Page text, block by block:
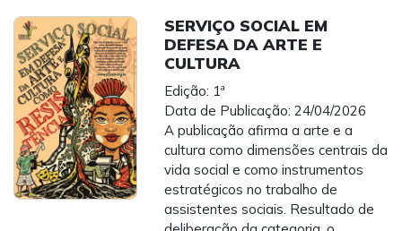
SERVIÇO SOCIAL EM
DEFESA DA ARTE E
CULTURA
Edição: 1ª
Data de Publicação: 24/04/2026
A publicação afirma a arte e a
cultura como dimensões centrais da
vida social e como instrumentos
estratégicos no trabalho de
assistentes sociais. Resultado de